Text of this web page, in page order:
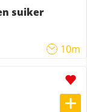
suiker
10m